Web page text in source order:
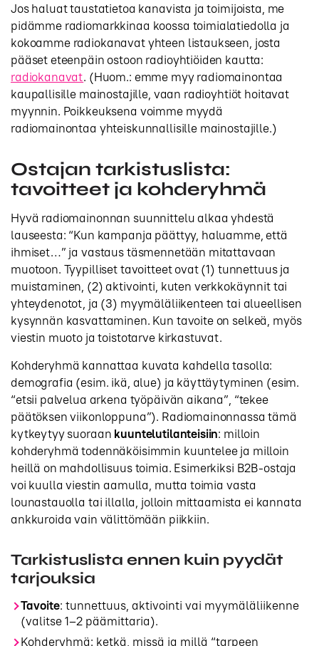
Jos haluat taustatietoa kanavista ja toimijoista, me
pidämme radiomarkkinaa koossa toimialatiedolla ja
kokoamme radiokanavat yhteen listaukseen, josta
pääset eteenpäin ostoon radioyhtiöiden kautta:
radiokanavat. (Huom.: emme myy radiomainontaa
kaupallisille mainostajille, vaan radioyhtiöt hoitavat
myynnin. Poikkeuksena voimme myydä
radiomainontaa yhteiskunnallisille mainostajille.)
Ostajan tarkistuslista:
tavoitteet ja kohderyhmä
Hyvä radiomainonnan suunnittelu alkaa yhdestä
lauseesta: “Kun kampanja päättyy, haluamme, että
ihmiset…” ja vastaus täsmennetään mitattavaan
muotoon. Tyypilliset tavoitteet ovat (1) tunnettuus ja
muistaminen, (2) aktivointi, kuten verkkokäynnit tai
yhteydenotot, ja (3) myymäläliikenteen tai alueellisen
kysynnän kasvattaminen. Kun tavoite on selkeä, myös
viestin muoto ja toistotarve kirkastuvat.
Kohderyhmä kannattaa kuvata kahdella tasolla:
demografia (esim. ikä, alue) ja käyttäytyminen (esim.
“etsii palvelua arkena työpäivän aikana”, “tekee
päätöksen viikonloppuna”). Radiomainonnassa tämä
kytkeytyy suoraan kuuntelutilanteisiin: milloin
kohderyhmä todennäköisimmin kuuntelee ja milloin
heillä on mahdollisuus toimia. Esimerkiksi B2B-ostaja
voi kuulla viestin aamulla, mutta toimia vasta
lounastauolla tai illalla, jolloin mittaamista ei kannata
ankkuroida vain välittömään piikkiin.
Tarkistuslista ennen kuin pyydät
tarjouksia
Tavoite: tunnettuus, aktivointi vai myymäläliikenne
(valitse 1–2 päämittaria).
Kohderyhmä: ketkä, missä ja millä “tarpeen